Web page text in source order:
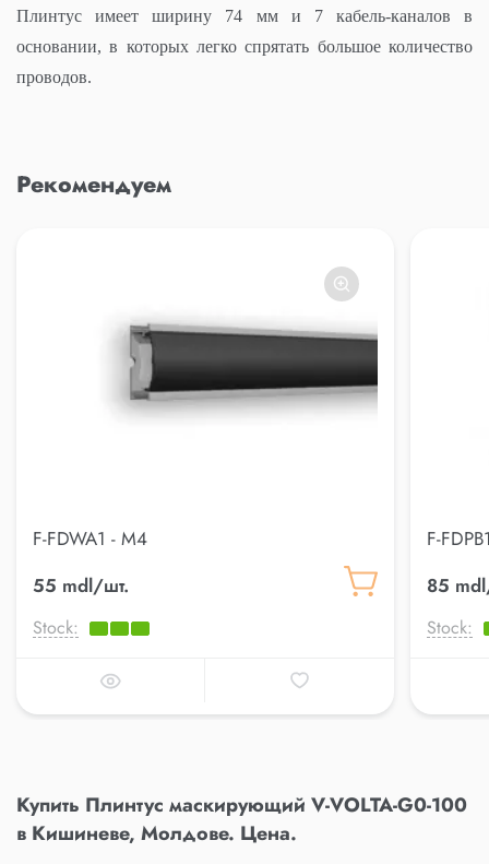
Плинтус имеет ширину 74 мм и 7 кабель-каналов в
основании, в которых легко спрятать большое количество
проводов.
Рекомендуем
F-FDWA1 - M4
55 mdl/шт.
Stock:
F-
85
Stock:
Купить Плинтус маскирующий V-VOLTA-G0-100
в Кишиневе, Молдове. Цена.